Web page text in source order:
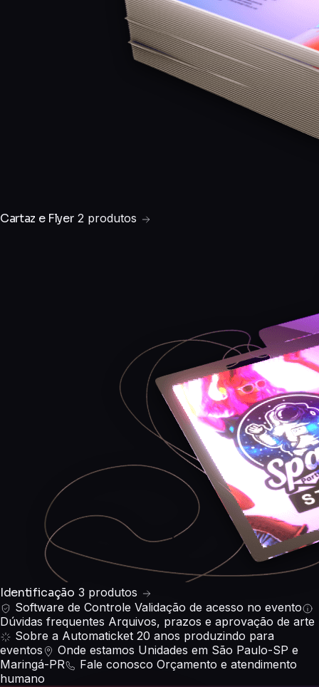
Cartaz e Flyer 2 produtos
Identificação 3 produtos
Software de Controle Validação de acesso no evento
Dúvidas frequentes Arquivos, prazos e aprovação de arte
Sobre a Automaticket 20 anos produzindo para
eventos
Onde estamos Unidades em São Paulo-SP e
Maringá-PR
Fale conosco Orçamento e atendimento
humano